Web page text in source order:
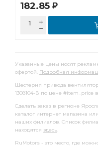
182.85 Р
Указанные цены носят
офертой. Подробная
Шестерня привода
1308104-В по цене #item_price
Сделать заказ в регионе
каталог интернет магазина
наших филиалов. Список
находятся здесь.
RuMotors - это место, где